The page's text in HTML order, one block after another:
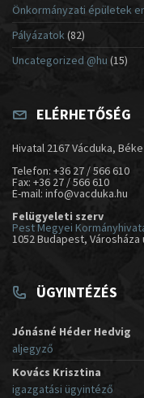
Önkormányzati épületek
Pályázatok (82)
Uncategorized @hu (15)
ELÉRHETŐSÉG
Hivatal 2167 Vácduka,
Telefon: +36 27 / 566 610
Fax: +36 27 / 566 610
E-mail: info@vacduka.hu
Felügyeleti szerv
Pest Megyei
1052 Budapest, Városháza
ÜGYINTÉZÉS
Jónásné Héder Hedvig
aljegyző
Kovács Krisztina
igazgatási ügyintéző